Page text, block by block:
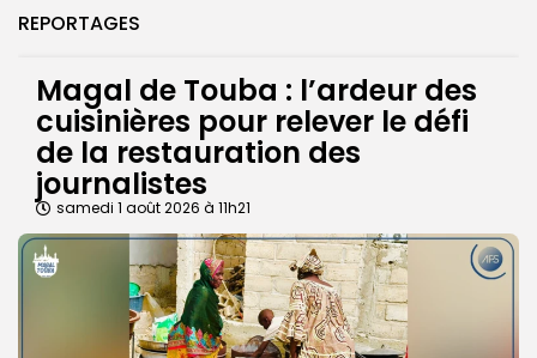
REPORTAGES
Magal de Touba : l’ardeur des
cuisinières pour relever le défi
de la restauration des
journalistes
samedi 1 août 2026 à 11h21